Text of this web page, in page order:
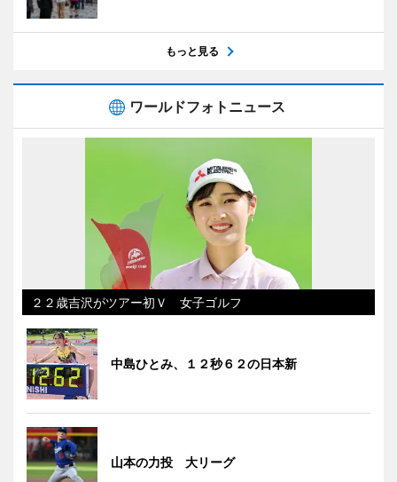
もっと見る
ワールドフォトニュース
２２歳吉沢がツアー初Ｖ 女子ゴルフ
中島ひとみ、１２秒６２の日本新
山本の力投 大リーグ